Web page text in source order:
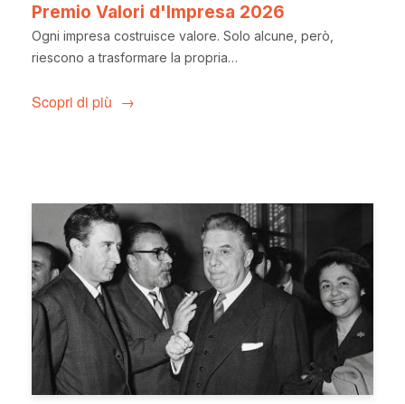
Premio Valori d'Impresa 2026
Ogni impresa costruisce valore. Solo alcune, però,
riescono a trasformare la propria…
Scopri di più